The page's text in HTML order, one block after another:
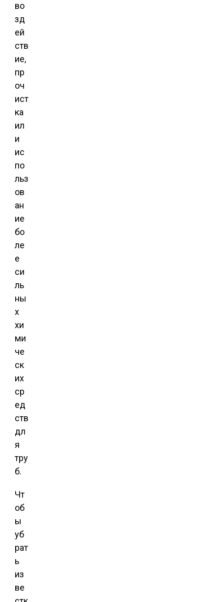
во
зд
ей
ств
ие,
пр
оч
ист
ка
ил
и
ис
по
льз
ов
ан
ие
бо
ле
е
си
ль
ны
х
хи
ми
че
ск
их
ср
ед
ств
дл
я
тру
б.
Чт
об
ы
уб
рат
ь
из
ве